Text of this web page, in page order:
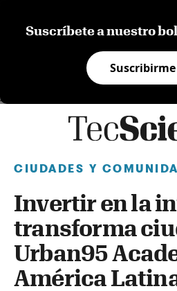
Suscríbete a nuestro
Suscribirme
CIUDADES Y
Invertir en la
transforma
Urban95
América